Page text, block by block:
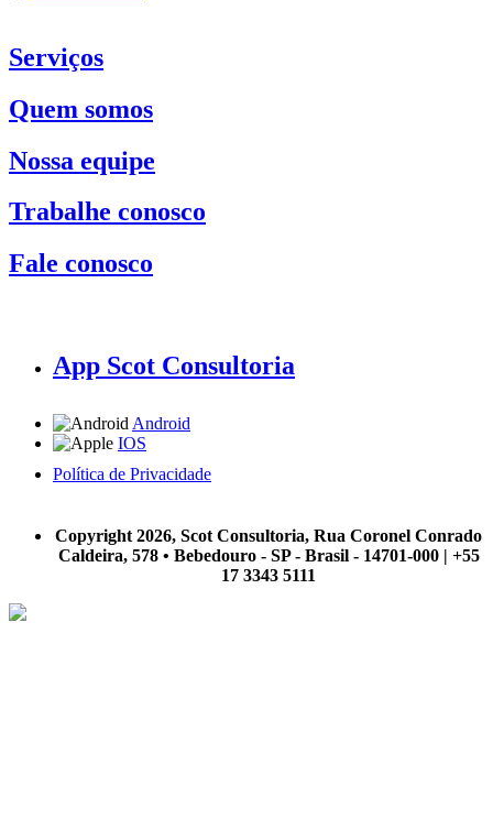
Serviços
Quem somos
Nossa equipe
Trabalhe conosco
Fale conosco
App Scot Consultoria
Android
IOS
Política de Privacidade
Copyright 2026, Scot Consultoria, Rua Coronel Conrado
Caldeira, 578 • Bebedouro - SP - Brasil - 14701-000 | +55
17 3343 5111